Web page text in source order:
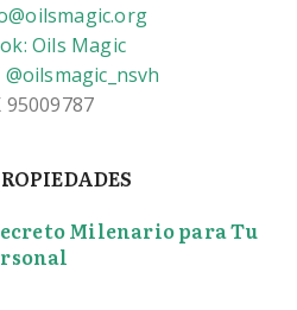
Oils Magic
95009787
Milenario para Tu